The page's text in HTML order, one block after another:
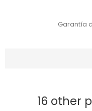
Garantía
16 other